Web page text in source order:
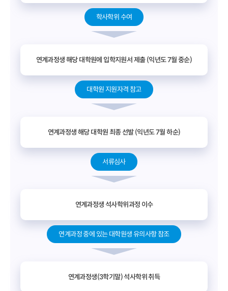
학사학위 수여
연계과정생 해당 대학원에 입학지원서 제출 (익년도 7월 중순)
대학원 지원자격 참고
연계과정생 해당 대학원 최종 선발 (익년도 7월 하순)
서류심사
연계과정생 석사학위과정 이수
연계과정 중에 있는 대학원생 유의사항 참조
연계과정생(3학기말) 석사학위 취득